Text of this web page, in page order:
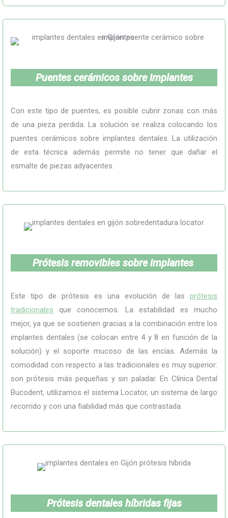
Puentes cerámicos sobre implantes
Con este tipo de puentes, es posible cubrir zonas con más
de una pieza perdida. La solución se realiza colocando los
puentes cerámicos sobre implantes dentales. La utilización
de esta técnica además permite no tener que dañar el
esmalte de piezas adyacentes.
Prótesis removibles sobre implantes
Este tipo de prótesis es una evolución de las prótesis
tradicionales que conocemos. La estabilidad es mucho
mejor, ya que se sostienen gracias a la combinación entre los
implantes dentales (se colocan entre 4 y 8 en función de la
solución) y el soporte mucoso de las encías. Además la
comodidad con respecto a las tradicionales es muy superior:
son prótesis más pequeñas y sin paladar. En Clínica Dental
Bucodent, utilizamos el sistema Locator, un sistema de largo
recorrido y con una fiabilidad más que contrastada.
Prótesis dentales híbridas fijas